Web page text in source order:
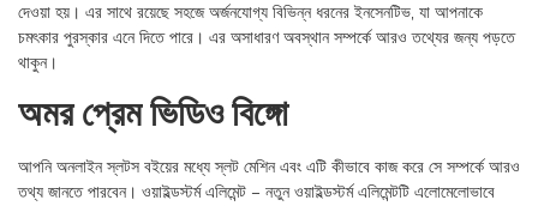
দেওয়া হয়। এর সাথে রয়েছে সহজে অর্জনযোগ্য বিভিন্ন ধরনের ইনসেনটিভ, যা আপনাকে
চমৎকার পুরস্কার এনে দিতে পারে। এর অসাধারণ অবস্থান সম্পর্কে আরও তথ্যের জন্য পড়তে
থাকুন।
অমর প্রেম ভিডিও বিঙ্গো
আপনি অনলাইন স্লটস বইয়ের মধ্যে স্লট মেশিন এবং এটি কীভাবে কাজ করে সে সম্পর্কে আরও
তথ্য জানতে পারবেন। ওয়াইল্ডস্টর্ম এলিমেন্ট – নতুন ওয়াইল্ডস্টর্ম এলিমেন্টটি এলোমেলোভাবে